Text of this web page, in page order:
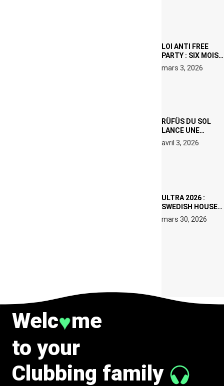
LOI ANTI FREE
PARTY : SIX MOIS
DE PRISON ET 5
000 € D’AMENDE
mars 3, 2026
RÜFÜS DU SOL
LANCE UNE
RÉSIDENCE DJ
SET DE QUATRE
avril 3, 2026
ULTRA 2026 :
SWEDISH HOUSE
MAFIA RETROUVE
ERIC PRYDZ DANS
mars 30, 2026
Welc♥me
to your
Clubbing family